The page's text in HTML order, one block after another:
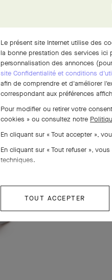
Le présent site Internet utilise des
la bonne prestation des services ici
personnalisation des annonces
site Confidentialité et conditions
afin de comprendre et d'améliorer
correspondant aux préférences
Pour modifier ou retirer votre
cookies » ou consultez notre
En cliquant sur « Tout accepter »,
En cliquant sur « Tout refuser »,
techniques.
TOUT ACCEPTER